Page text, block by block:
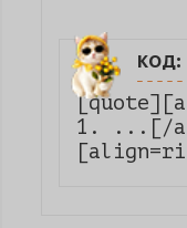
код:
1. ...[/